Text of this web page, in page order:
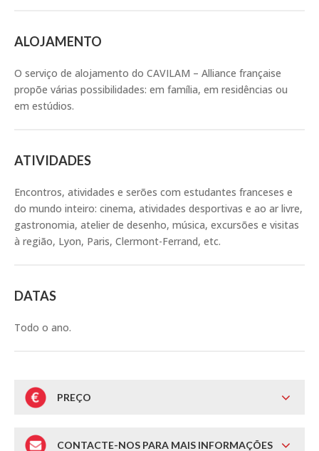
ALOJAMENTO
O serviço de alojamento do CAVILAM – Alliance française
propõe várias possibilidades: em família, em residências ou
em estúdios.
ATIVIDADES
Encontros, atividades e serões com estudantes franceses e
do mundo inteiro: cinema, atividades desportivas e ao ar livre,
gastronomia, atelier de desenho, música, excursões e visitas
à região, Lyon, Paris, Clermont-Ferrand, etc.
DATAS
Todo o ano.
PREÇO
CONTACTE-NOS PARA MAIS INFORMAÇÕES